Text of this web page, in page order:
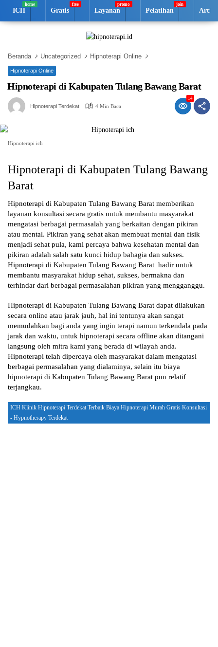
Langsung
konten
ICH Gratis Layanan Pelatihan
Beranda Uncategorized Hipnoterapi Online
Hipnoterapi Online
Hipnoterapi di Kabupaten Tulang Bawang Barat
Hipnoterapi Terdekat 4 Min Baca
14
Hipnoterapi ich
Hipnoterapi di Kabupaten Tulang Bawang
Barat
Hipnoterapi di Kabupaten Tulang Bawang Barat memberikan
layanan konsultasi secara gratis untuk membantu masyarakat
mengatasi berbagai permasalah yang berkaitan dengan pikiran
atau mental. Pikiran yang sehat akan membuat mental dan fisik
menjadi sehat pula, kami percaya bahwa kesehatan mental dan
pikiran adalah salah satu kunci hidup bahagia dan sukses.
Hipnoterapi di Kabupaten Tulang Bawang Barat hadir untuk
membantu masyarakat hidup sehat, sukses, bermakna dan
terhindar dari berbagai permasalahan pikiran yang mengganggu.
Hipnoterapi di Kabupaten Tulang Bawang Barat dapat dilakukan
secara online atau jarak jauh, hal ini tentunya akan sangat
memudahkan bagi anda yang ingin terapi namun terkendala pada
jarak dan waktu, untuk hipnoterapi secara offline akan ditangani
langsung oleh mitra kami yang berada di wilayah anda.
Hipnoterapi telah dipercaya oleh masyarakat dalam mengatasi
berbagai permasalahan yang dialaminya, selain itu biaya
hipnoterapi di Kabupaten Tulang Bawang Barat pun relatif
terjangkau.
ICH Klinik Hipnoterapi Terdekat Terbaik Biaya Hipnoterapi Murah Gratis Konsultasi
- Hypnotherapy Terdekat